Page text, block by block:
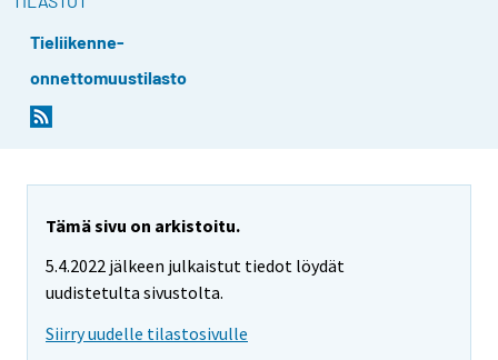
Tieliikenne-
onnettomuustilasto
Tämä sivu on arkistoitu.
5.4.2022 jälkeen julkaistut tiedot löydät
uudistetulta sivustolta.
Siirry uudelle tilastosivulle